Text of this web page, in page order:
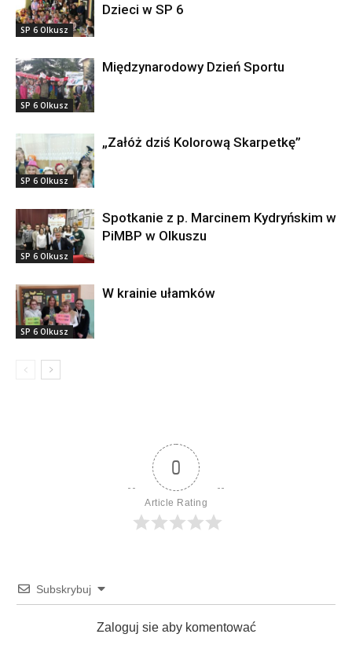
SP 6 Olkusz
Dzieci w SP 6
SP 6 Olkusz
Międzynarodowy Dzień Sportu
SP 6 Olkusz
„Załóż dziś Kolorową Skarpetkę”
SP 6 Olkusz
Spotkanie z p. Marcinem Kydryńskim w
PiMBP w Olkuszu
SP 6 Olkusz
W krainie ułamków
0
Article Rating
Subskrybuj
Zaloguj sie aby komentować